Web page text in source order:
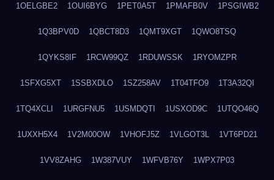
1OELGBE2 1OUI6BYG 1PET0A5T 1PMAFB0V 1PSGIWB2
1Q3BPV0D 1QBCT8D3 1QMT9XGT 1QWO8TSQ
1QYKS8IF 1RCW99QZ 1RDUWSSK 1RYOMZPR
1SFXG5XT 1SSBXDLO 1SZ258AV 1T04TFO9 1T3A32QI
1TQ4XCLI 1URGFNU5 1USMDQTI 1USXOD9C 1UTQO46Q
1UXXH5X4 1V2M00OW 1VHOFJ5Z 1VLGOT3L 1VT6PD21
1VV8ZAHG 1W387VUY 1WFVB76Y 1WPX7P03